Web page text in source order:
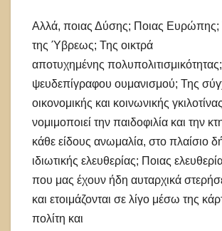
Αλλά, ποιας Δύσης; Ποιας Ευρώπης;
της Ύβρεως; Της οικτρά
αποτυχημένης
ψευδεπίγραφου ουμανισμού; Της
οικονομικής και κοινωνικής
νομιμοποιεί την παιδοφιλία και την
κάθε είδους ανωμαλία, στο πλαίσιο
ιδιωτικής ελευθερίας; Ποιας
που μας έχουν ήδη αυταρχικά
και ετοιμάζονται σε λίγο μέσω της
πολίτη και